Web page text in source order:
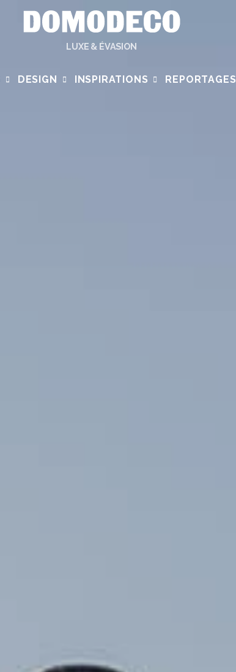
LUXE & ÉVASION
DESIGN INSPIRATIONS REPORTAGES